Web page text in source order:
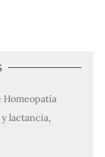
Homeopatía
lactancia,